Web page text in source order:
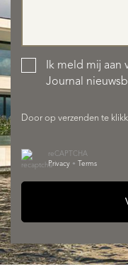
Ik meld mij aan
Journal
Door op verzenden te
reCAPTCHA
Privacy • Terms
AANBOD